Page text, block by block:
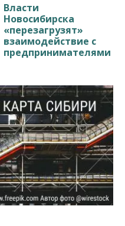
Власти
Новосибирска
«перезагрузят»
взаимодействие с
предпринимателями